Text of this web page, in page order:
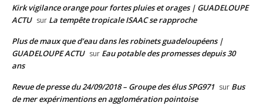
Kirk vigilance orange pour fortes pluies et orages | GUADELOUPE
ACTU sur La tempête tropicale ISAAC se rapproche
Plus de maux que d’eau dans les robinets guadeloupéens |
GUADELOUPE ACTU sur Eau potable des promesses depuis 30
ans
Revue de presse du 24/09/2018 – Groupe des élus SPG971 sur Bus
de mer expérimentions en agglomération pointoise